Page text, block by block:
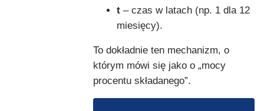
t – czas w latach (np. 1 dla 12
miesięcy).
To dokładnie ten mechanizm, o
którym mówi się jako o „mocy
procentu składanego”.